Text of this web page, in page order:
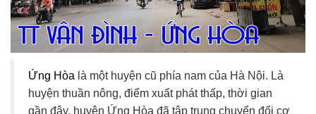
Ứng Hòa là một huyện cũ phía nam của Hà Nội. Là
huyện thuần nông, điểm xuất phát thấp, thời gian
gần đây, huyện Ứng Hòa đã tập trung chuyển đổi cơ